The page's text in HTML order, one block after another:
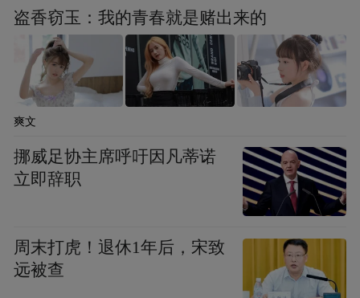
盗香窃玉：我的青春就是赌出来的
爽文
挪威足协主席呼吁因凡蒂诺
立即辞职
周末打虎！退休1年后，宋致
远被查